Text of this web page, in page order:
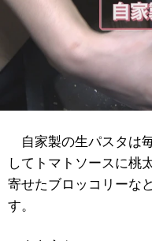
自家製の生パスタは
してトマトソースに桃
寄せたブロッコリーな
す。